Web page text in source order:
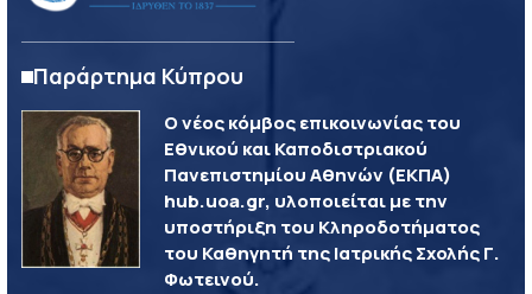
Παράρτημα Κύπρου
Ο νέος κόμβος επικοινωνίας του
Εθνικού και Καποδιστριακού
Πανεπιστημίου Αθηνών (ΕΚΠΑ)
hub.uoa.gr, υλοποιείται με την
υποστήριξη του Κληροδοτήματος
του Καθηγητή της Ιατρικής Σχολής Γ.
Φωτεινού.